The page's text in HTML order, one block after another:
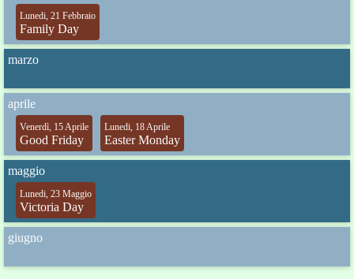
Lunedi, 21 Febbraio
Family Day
marzo
aprile
Venerdì, 15 Aprile
Good Friday
Lunedi, 18 Aprile
Easter Monday
maggio
Lunedi, 23 Maggio
Victoria Day
giugno